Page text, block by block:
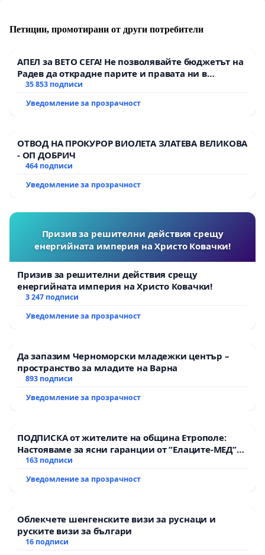
Петиции, промотирани от други потребители
АПЕЛ за ВЕТО СЕГА! Не позволявайте бюджетът на
Радев да открадне парите и правата ни в
тъмното
35 853 подписи
Уведомление за прозрачност
ОТВОД НА ПРОКУРОР ВИОЛЕТА ЗЛАТЕВА ВЕЛИКОВА
- ОП ДОБРИЧ
464 подписи
Уведомление за прозрачност
Призив за решителни действия срещу
енергийната империя на Христо Ковачки!
Призив за решителни действия срещу
енергийната империя на Христо Ковачки!
3 247 подписи
Уведомление за прозрачност
Да запазим Черноморски младежки център –
пространство за младите на Варна
893 подписи
Уведомление за прозрачност
ПОДПИСКА от жителите на община Етрополе:
Настояваме за ясни гаранции от “Елаците-МЕД”
АД и от държавата, че ще се изпълнят всички
163 подписи
Уведомление за прозрачност
Облекчете шенгенските визи за руснаци и
руските визи за българи
16 подписи